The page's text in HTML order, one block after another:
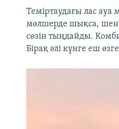
Теміртаудағы лас ауа
мөлшерде шықса,
сөзін тыңдайды.
Бірақ әлі күнге еш